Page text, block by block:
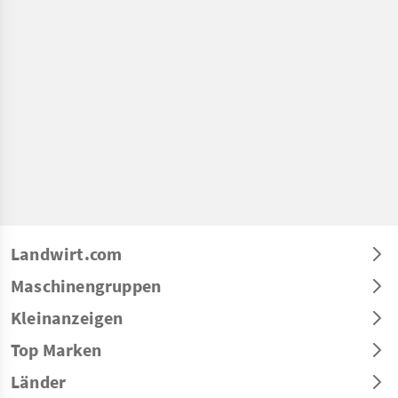
Landwirt.com
Maschinengruppen
Kleinanzeigen
Top Marken
Länder